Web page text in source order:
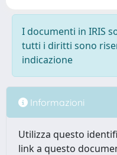
I documenti in IRIS
tutti i diritti sono
indicazione
Informazioni
Utilizza questo
link a questo